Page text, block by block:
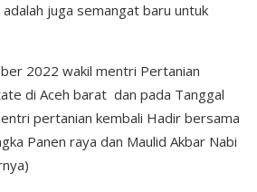
juga semangat baru untuk
2022 wakil mentri Pertanian
di Aceh barat dan pada Tanggal
pertanian kembali Hadir bersama
Panen raya dan Maulid Akbar Nabi